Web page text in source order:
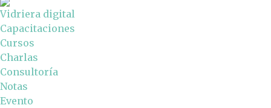
Vidriera digital
Capacitaciones
Cursos
Charlas
Consultoría
Notas
Evento